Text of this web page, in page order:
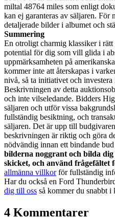
miltal 48764 miles som enligt
kan ej garanteras av säljaren. För
detaljerade bilder i albumet och
Summering
En otroligt charmig klassiker i
potential för dig som vill glida i
uppmärksamheten på
kommer inte att återskapas i
nivå, så ta initiativet och
Beskrivningen av detta
och inte vilseledande. Bidders
säljaren och utför vissa
fullständig besiktning, och
säljaren. Det är upp till
beskrivningen är riktig och göra
nödvändig innan ett bindande bud
bilderna noggrant och bilda
skicket, och använd frågefältet
allmänna villkorför fullständig
Har du också en Ford
dig till oss så kommer du snabbt i
4 Kommentarer